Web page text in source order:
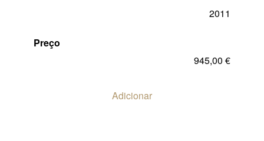
2011
Preço
945,00€
Adicionar